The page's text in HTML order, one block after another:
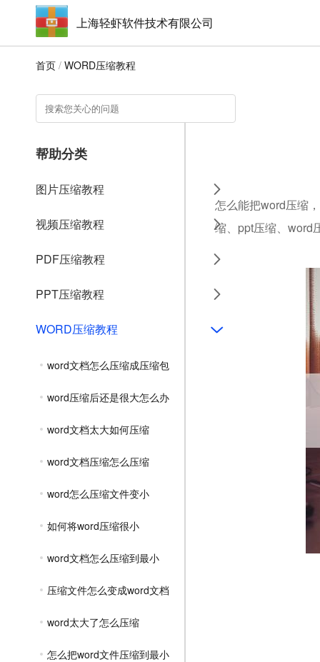
上海轻虾软件技术有限公司
首页 / WORD压缩教程
帮助分类
图片压缩教程
视频压缩教程
PDF压缩教程
PPT压缩教程
WORD压缩教程
word文档怎么压缩成压缩包
word压缩后还是很大怎么办
word文档太大如何压缩
word文档压缩怎么压缩
word怎么压缩文件变小
如何将word压缩很小
word文档怎么压缩到最小
压缩文件怎么变成word文档
word太大了怎么压缩
怎么把word文件压缩到最小
怎么能把word压缩
缩、ppt压缩、word